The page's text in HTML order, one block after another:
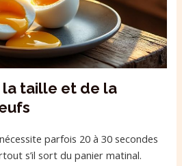
la taille et de la
parfois 20 à 30 secondes
s’il sort du panier matinal.